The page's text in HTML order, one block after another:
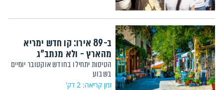
ב-89 אירו: קו חדש ימריא
מהארץ - ולא מנתב"ג
הטיסות יתחילו בחודש אוקטובר יומיים
בשבוע
זמן קריאה: 2 דק'